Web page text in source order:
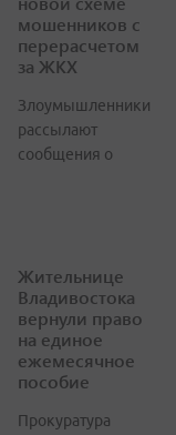
мошенников с
перерасчетом
за ЖКХ
Злоумышленники
рассылают
сообщения о
Жительнице
Владивостока
вернули право
на единое
ежемесячное
пособие
Прокуратура